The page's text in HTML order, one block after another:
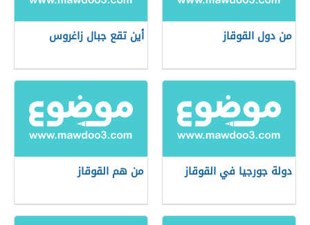
من دول القوقاز أين تقع جبال زاغروس
دولة جورجيا في القوقاز من هم القوقاز